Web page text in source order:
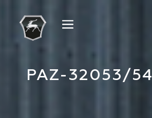
PAZ-32053/54